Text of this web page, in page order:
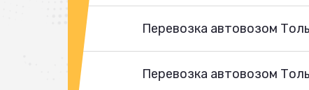
Перевозка автовозом
Перевозка автовозом